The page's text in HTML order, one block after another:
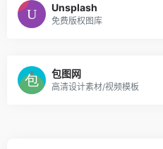
Unsplash
免费版权图库
包图网
高清设计素材/视频模板